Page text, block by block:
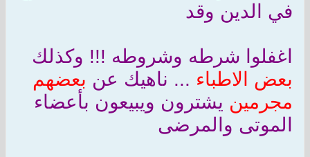
في الدين وقد
اغفلوا شرطه وشروطه !!! وكذلك
بعض الاطباء ... ناهيك عن بعضهم
مجرمين يشترون ويبيعون بأعضاء
الموتى والمرضى